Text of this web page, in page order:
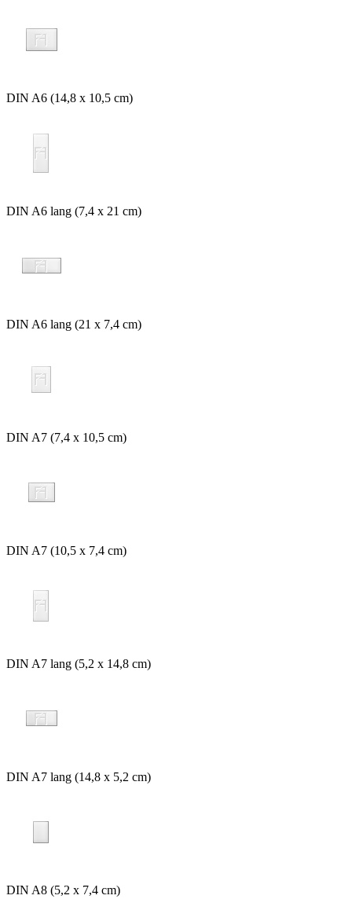
DIN A6 (14,8 x 10,5 cm)
DIN A6 lang (7,4 x 21 cm)
DIN A6 lang (21 x 7,4 cm)
DIN A7 (7,4 x 10,5 cm)
DIN A7 (10,5 x 7,4 cm)
DIN A7 lang (5,2 x 14,8 cm)
DIN A7 lang (14,8 x 5,2 cm)
DIN A8 (5,2 x 7,4 cm)